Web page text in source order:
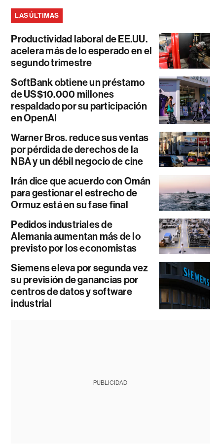
LAS ÚLTIMAS
Productividad laboral de EE.UU.
acelera más de lo esperado en el
segundo trimestre
SoftBank obtiene un préstamo
de US$10.000 millones
respaldado por su participación
en OpenAI
Warner Bros. reduce sus ventas
por pérdida de derechos de la
NBA y un débil negocio de cine
Irán dice que acuerdo con Omán
para gestionar el estrecho de
Ormuz está en su fase final
Pedidos industriales de
Alemania aumentan más de lo
previsto por los economistas
Siemens eleva por segunda vez
su previsión de ganancias por
centros de datos y software
industrial
PUBLICIDAD